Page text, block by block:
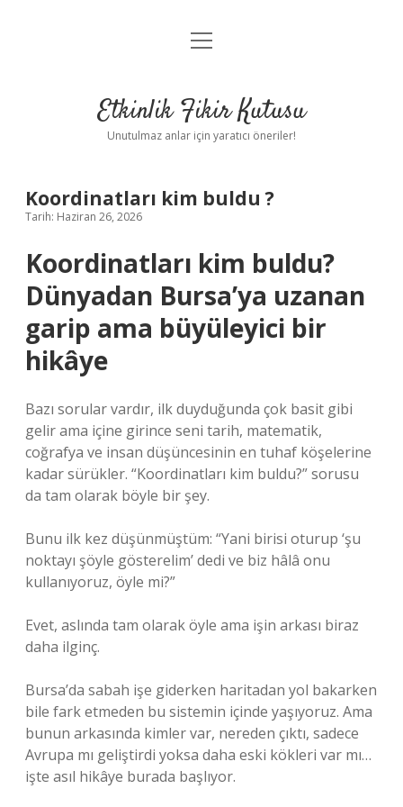
Anasayfa
Yasal Uyarı
menüyü
Etkinlik Fikir Kutusu
Unutulmaz anlar için yaratıcı öneriler!
Koordinatları kim buldu ?
Tarih: Haziran 26, 2026
Koordinatları kim buldu?
Dünyadan Bursa’ya uzanan
garip ama büyüleyici bir
hikâye
Bazı sorular vardır, ilk duyduğunda çok basit gibi
gelir ama içine girince seni tarih, matematik,
coğrafya ve insan düşüncesinin en tuhaf köşelerine
kadar sürükler. “Koordinatları kim buldu?” sorusu
da tam olarak böyle bir şey.
Bunu ilk kez düşünmüştüm: “Yani birisi oturup ‘şu
noktayı şöyle gösterelim’ dedi ve biz hâlâ onu
kullanıyoruz, öyle mi?”
Evet, aslında tam olarak öyle ama işin arkası biraz
daha ilginç.
Bursa’da sabah işe giderken haritadan yol bakarken
bile fark etmeden bu sistemin içinde yaşıyoruz. Ama
bunun arkasında kimler var, nereden çıktı, sadece
Avrupa mı geliştirdi yoksa daha eski kökleri var mı…
işte asıl hikâye burada başlıyor.